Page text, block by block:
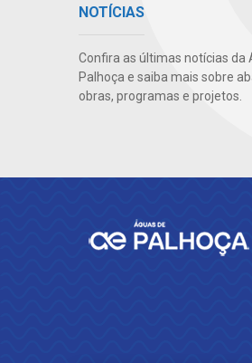
NOTÍCIAS
Confira as últimas notícias da
Palhoça e saiba mais sobre
obras, programas e projetos.